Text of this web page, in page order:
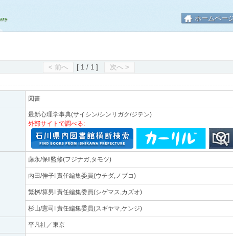
ホームペー
< 前へ [ 1 / 1 ] 次へ >
図書
最新心理学事典(サイシン/シンリガク/ジテン)
外部サイトで調べる:
藤永/保‖監修(フジナガ,タモツ)
内田/伸子‖責任編集委員(ウチダ,ノブコ)
繁桝/算男‖責任編集委員(シゲマス,カズオ)
杉山/憲司‖責任編集委員(スギヤマ,ケンジ)
平凡社／東京